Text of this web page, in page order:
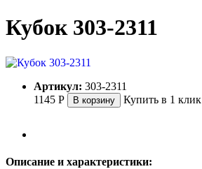
Кубок 303‑2311
Артикул: 303-2311
1145 Р В корзину Купить в 1 клик
Описание и характеристики: